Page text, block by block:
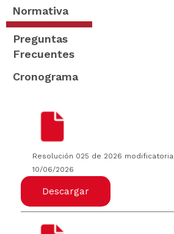
Normativa
Preguntas
Frecuentes
Cronograma
Resolución 025 de 2026 modificatoria
10/06/2026
Descargar